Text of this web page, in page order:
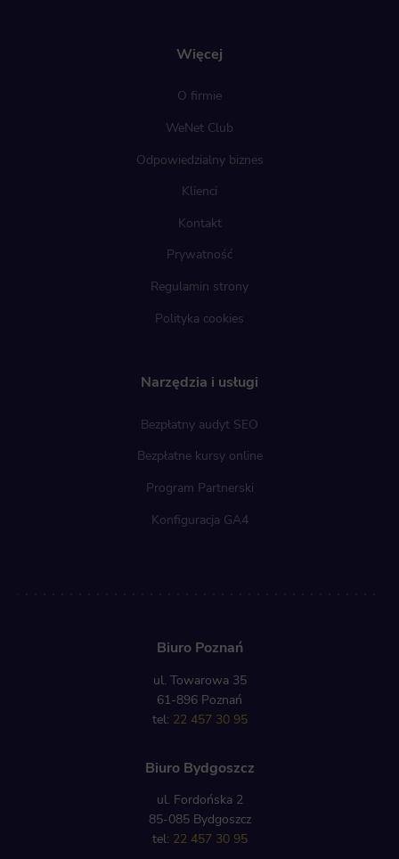
Więcej
O firmie
WeNet Club
Odpowiedzialny biznes
Klienci
Kontakt
Prywatność
Regulamin strony
Polityka cookies
Narzędzia i usługi
Bezpłatny audyt SEO
Bezpłatne kursy online
Program Partnerski
Konfiguracja GA4
Biuro Poznań
ul. Towarowa 35
61-896 Poznań
tel: 22 457 30 95
Biuro Bydgoszcz
ul. Fordońska 2
85-085 Bydgoszcz
tel: 22 457 30 95